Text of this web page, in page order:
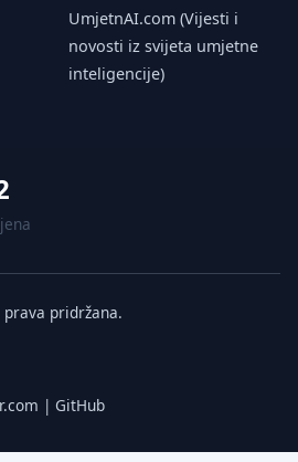
UmjetnAI.com (Vijesti i
novosti iz svijeta umjetne
inteligencije)
prava pridržana.
| GitHub